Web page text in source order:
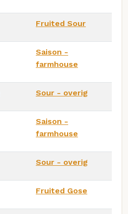
Fruited Sour
Saison -
farmhouse
Sour - overig
Saison -
farmhouse
Sour - overig
Fruited Gose